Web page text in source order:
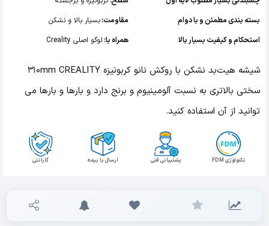
بسته بندی مطمئن و با دوام
استحکام و کیفیت بسیار بالا
مقاومت:بسیار بالا و نشکن
همراه با: لوگو اصلی Creality
شیشه هیت‌بد نشکن با روکش نانو کربونیزه 310mm CREALITY
سختی بالاتری به نسبت آلومینیوم و برنج دارد و بارها و بارها می
توانید از آن استفاده کنید.
گارانتی ارسال با بیمه پشتیبانی فنی تکنولوژی FDM